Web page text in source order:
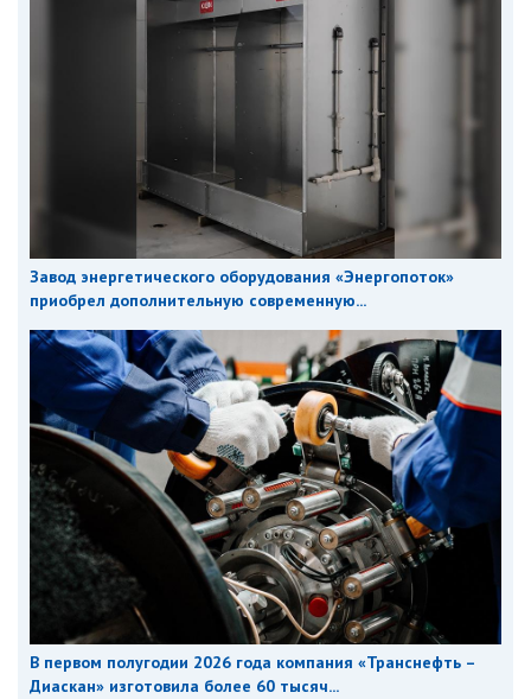
Завод энергетического оборудования «Энергопоток»
приобрел дополнительную современную...
В первом полугодии 2026 года компания «Транснефть –
Диаскан» изготовила более 60 тысяч...